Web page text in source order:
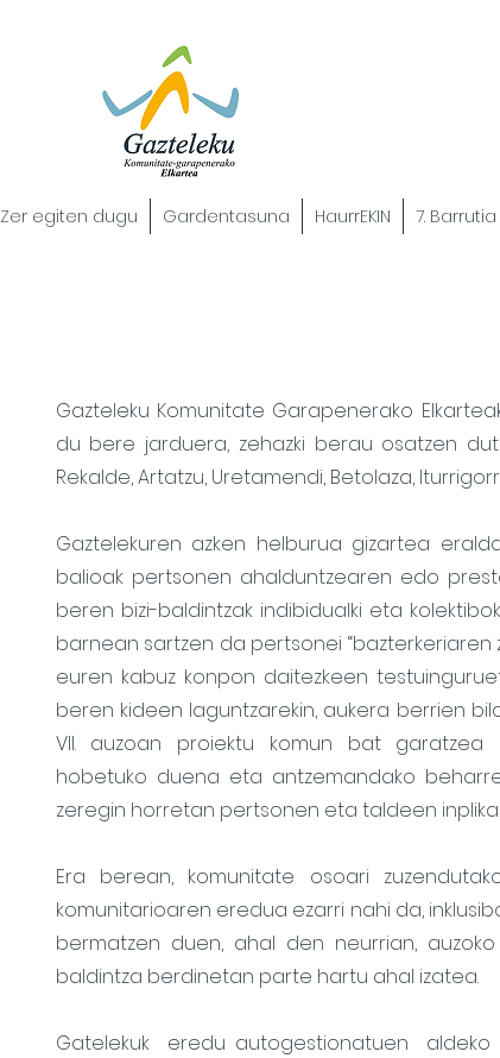
Zer egiten dugu Gardentasuna HaurrEKIN 7. Barrutia
Gazteleku Komunitate Garapenerako
du bere jarduera, zehazki berau osatzen
Rekalde, Artatzu, Uretamendi, Betolaza,
Gaztelekuren azken helburua gizartea
balioak pertsonen ahalduntzearen edo
beren bizi-baldintzak indibidualki eta
barnean sartzen da pertsonei “bazterkeriaren
euren kabuz konpon daitezkeen
beren kideen laguntzarekin, aukera berrien
VII. auzoan proiektu komun bat garatzea
hobetuko duena eta antzemandako
zeregin horretan pertsonen eta taldeen
Era berean, komunitate osoari
komunitarioaren eredua ezarri nahi da,
bermatzen duen, ahal den neurrian,
baldintza berdinetan parte hartu ahal izatea.
Gatelekuk eredu autogestionatuen aldeko